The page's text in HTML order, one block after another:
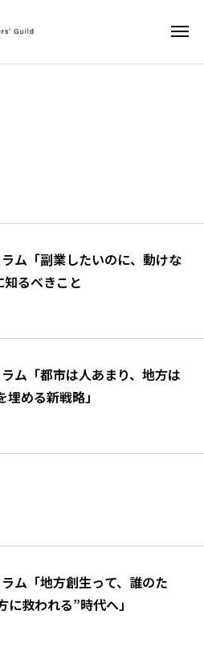
ム「副業したいのに、動けな
るべきこと
ム「都市は人あまり、地方は
める新戦略」
ム「地方創生って、誰のた
救われる”時代へ」